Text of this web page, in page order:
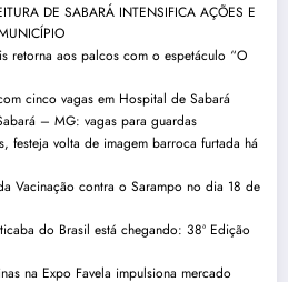
DE SABARÁ INTENSIFICA AÇÕES E
retorna aos palcos com o espetáculo “O
cinco vagas em Hospital de Sabará
– MG: vagas para guardas
festeja volta de imagem barroca furtada há
Vacinação contra o Sarampo no dia 18 de
do Brasil está chegando: 38ª Edição
na Expo Favela impulsiona mercado